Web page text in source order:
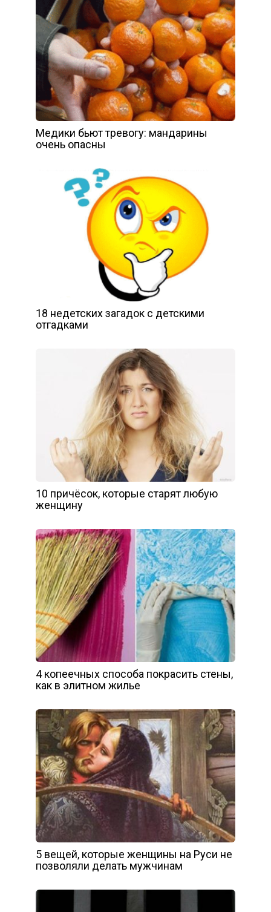
Медики бьют тревогу: мандарины
очень опасны
18 недетских загадок с детскими
отгадками
10 причёсок, которые старят любую
женщину
4 копеечных способа покрасить стены,
как в элитном жилье
5 вещей, которые женщины на Руси не
позволяли делать мужчинам